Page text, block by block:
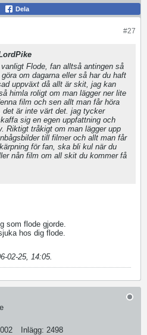
Dela
#27
Flode, fan alltså antingen så
om dagarna eller så har du haft
uppväxt då allt är skit, jag kan
himla roligt om man lägger ner lite
film och sen allt man får höra
det är inte värt det. jag tycker
sig en egen uppfattning och
Riktigt tråkigt om man lägger upp
till filmer och allt man får
för fan, ska bli kul när du
nån film om all skit du kommer få
som flode gjorde.
hos dig flode.
02-25, 14:05.
Inlägg: 2498